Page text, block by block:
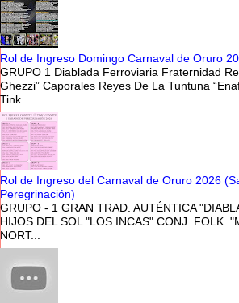
Rol de Ingreso Domingo Carnaval de Oruro
GRUPO 1 Diablada Ferroviaria Fraternidad
Ghezzi” Caporales Reyes De La
Tink...
Rol de Ingreso del Carnaval de Oruro 2026
Peregrinación)
GRUPO - 1 GRAN TRAD. AUTÉNTICA
HIJOS DEL SOL "LOS INCAS" CONJ. FOLK.
NORT...